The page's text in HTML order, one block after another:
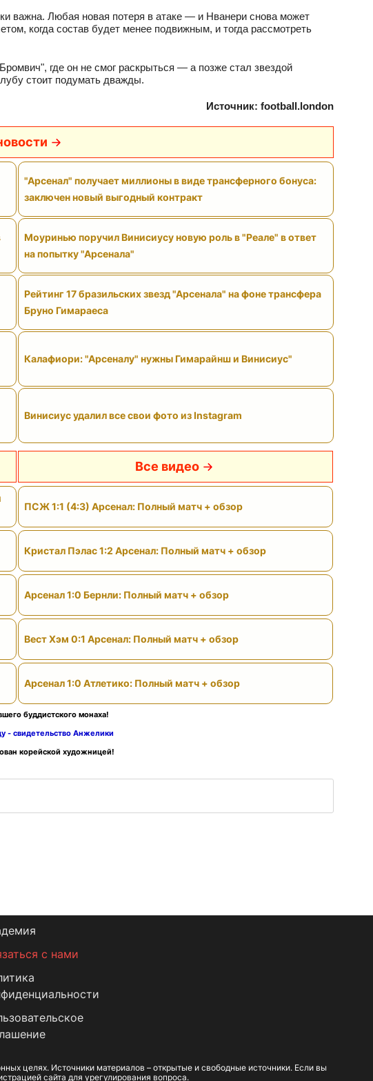
важна. Любая новая потеря в атаке — и Нванери снова может
когда состав будет менее подвижным, и тогда рассмотреть
где он не смог раскрыться — а позже стал звездой
стоит подумать дважды.
Источник: football.london
"Арсенал" получает миллионы в виде трансферного бонуса:
заключен новый выгодный контракт
Моуринью поручил Винисиусу новую роль в "Реале" в ответ
на попытку "Арсенала"
Рейтинг 17 бразильских звезд "Арсенала" на фоне трансфера
Бруно Гимараеса
Калафиори: "Арсеналу" нужны Гимарайнш и Винисиус"
Винисиус удалил все свои фото из Instagram
Все видео
ПСЖ 1:1 (4:3) Арсенал: Полный матч + обзор
Кристал Пэлас 1:2 Арсенал: Полный матч + обзор
Арсенал 1:0 Бернли: Полный матч + обзор
Вест Хэм 0:1 Арсенал: Полный матч + обзор
Арсенал 1:0 Атлетико: Полный матч + обзор
буддистского монаха!
- свидетельство Анжелики
корейской художницей!
с нами
целях. Источники материалов – открытые и свободные источники. Если вы
сайта для урегулирования вопроса.